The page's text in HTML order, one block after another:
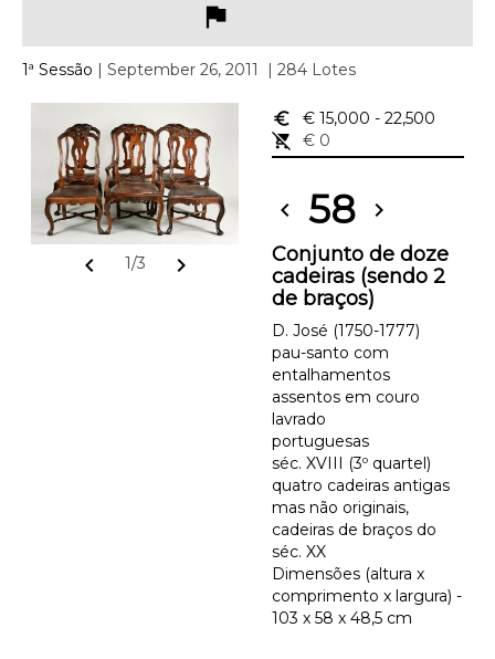
flag
1ª Sessão | September 26, 2011 | 284 Lotes
chevron_left 1/3 chevron_right
euro_symbol € 15,000 - 22,500
remove_shopping_cart
€ 0
chevron_left 58 chevron_right
Conjunto de doze
cadeiras (sendo 2
de braços)
D. José (1750-1777)
pau-santo com
entalhamentos
assentos em couro
lavrado
portuguesas
séc. XVIII (3º quartel)
quatro cadeiras antigas
mas não originais,
cadeiras de braços do
séc. XX
Dimensões (altura x
comprimento x largura) -
103 x 58 x 48,5 cm